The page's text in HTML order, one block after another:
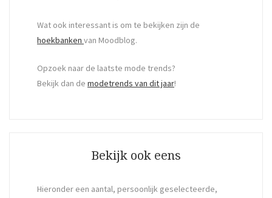
Wat ook interessant is om te bekijken zijn de
hoekbanken van Moodblog.
Opzoek naar de laatste mode trends?
Bekijk dan de modetrends van dit jaar!
Bekijk ook eens
Hieronder een aantal, persoonlijk geselecteerde,